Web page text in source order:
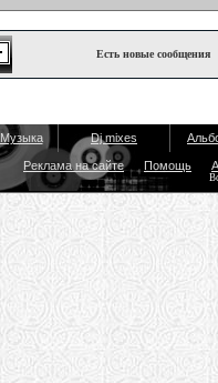
Есть новые сообщения
Музыка Dj mixes
Реклама на сайте Помощь